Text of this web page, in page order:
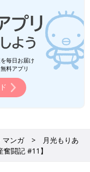
毎日お届け
料アプリ
マンガ
月光もりあ
闘記 #11】